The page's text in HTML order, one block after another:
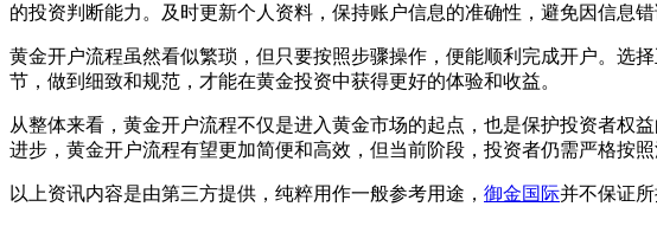
的投资判断能力。及时更新个人资料，保持账户信息的准确性，避免因信息错
黄金开户流程虽然看似繁琐，但只要按照步骤操作，便能顺利完成开户。选
节，做到细致和规范，才能在黄金投资中获得更好的体验和收益。
从整体来看，黄金开户流程不仅是进入黄金市场的起点，也是保护投资者权
进步，黄金开户流程有望更加简便和高效，但当前阶段，投资者仍需严格按
以上资讯内容是由第三方提供，纯粹用作一般参考用途， 御金国际并不保证